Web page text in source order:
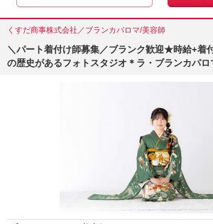
くすだ商事株式会社／ブランカパロマ/美容師
＼パート着付け師募集／ブランク歓迎★時給+着
の歴史があるフォトスタジオ＊ラ・ブランカパロ